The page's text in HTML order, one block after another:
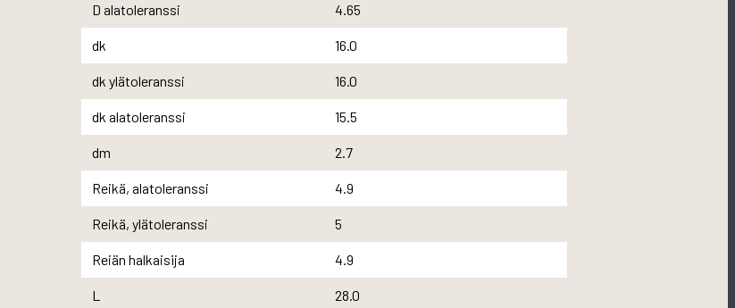
D alatoleranssi 4.65
dk 16.0
dk ylätoleranssi 16.0
dk alatoleranssi 15.5
dm 2.7
Reikä, alatoleranssi 4.9
Reikä, ylätoleranssi 5
Reiän halkaisija 4.9
L 28.0